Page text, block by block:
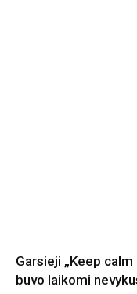
Garsieji „Keep
buvo laikomi